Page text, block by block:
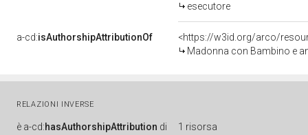
esecutore
a-cd:isAuthorshipAttributionOf
<https://w3id.org/arco/
Madonna con Bambino e
RELAZIONI INVERSE
è a-cd:hasAuthorshipAttribution di 1 risorsa